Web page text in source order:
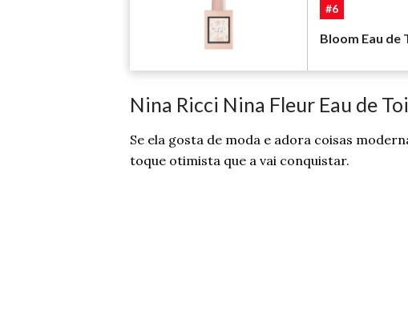
#6
Bloom Eau de
Nina Ricci Nina Fleur Eau de
Se ela gosta de moda e adora coisas
toque otimista que a vai conquistar.